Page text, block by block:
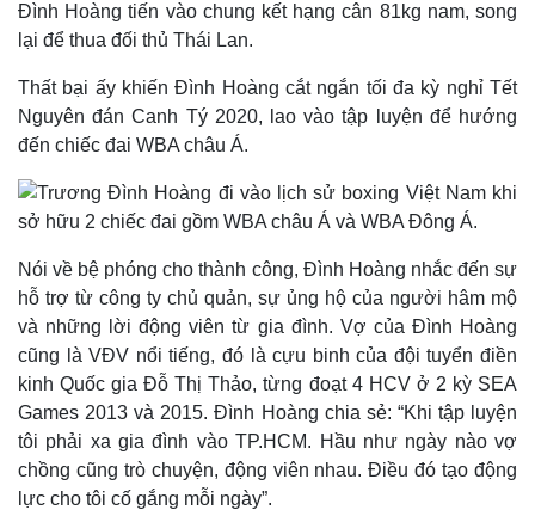
Tư vấn luật
Phân tích
Bóng đá
Lịch thi đấu bóng đá
Thế giới thể thao
eSports
Hậu trường
Ô tô
Xe máy
Tư vấn
Đình Hoàng tiến vào chung kết hạng cân 81kg nam, song
lại để thua đối thủ Thái Lan.
Thất bại ấy khiến Đình Hoàng cắt ngắn tối đa kỳ nghỉ Tết
Nguyên đán Canh Tý 2020, lao vào tập luyện để hướng
đến chiếc đai WBA châu Á.
Nói về bệ phóng cho thành công, Đình Hoàng nhắc đến sự
hỗ trợ từ công ty chủ quản, sự ủng hộ của người hâm mộ
và những lời động viên từ gia đình. Vợ của Đình Hoàng
cũng là VĐV nổi tiếng, đó là cựu binh của đội tuyển điền
kinh Quốc gia Đỗ Thị Thảo, từng đoạt 4 HCV ở 2 kỳ SEA
Games 2013 và 2015. Đình Hoàng chia sẻ: “Khi tập luyện
tôi phải xa gia đình vào TP.HCM. Hầu như ngày nào vợ
chồng cũng trò chuyện, động viên nhau. Điều đó tạo động
lực cho tôi cố gắng mỗi ngày”.